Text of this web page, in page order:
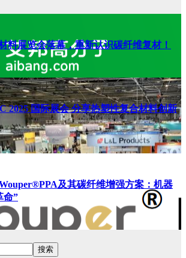
料展览会落幕，重新认识碳纤维复材！
2025 国际展会 分享热塑性复合材料创新
及其碳纤维增强方案：机器
命”
搜索